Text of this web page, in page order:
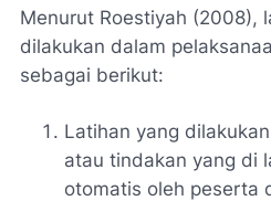
Menurut Roestiyah (2008),
dilakukan dalam
sebagai berikut:
Latihan yang
atau tindakan yang di
otomatis oleh peserta